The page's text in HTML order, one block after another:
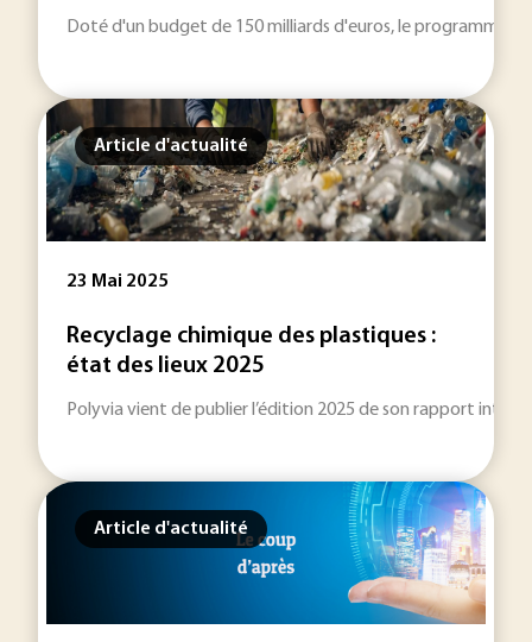
Doté d'un budget de 150 milliards d'euros, le programme
Article d'actualité
23 Mai 2025
Recyclage chimique des plastiques :
état des lieux 2025
Polyvia vient de publier l’édition 2025 de son rapport
Article d'actualité